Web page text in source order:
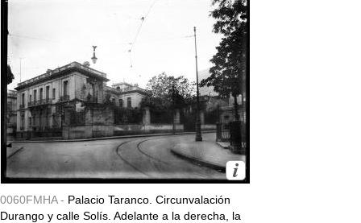
0060FMHA - Palacio Taranco. Circunvalación
Durango y calle Solís. Adelante a la derecha, la